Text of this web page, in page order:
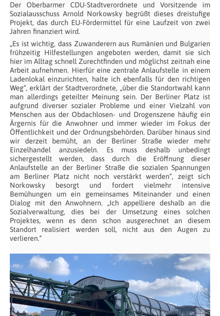
Der Oberbarmer CDU-Stadtverordnete und Vorsitzende im
Sozialausschuss Arnold Norkowsky begrüßt dieses dreistufige
Projekt, das durch EU-Fördermittel für eine Laufzeit von zwei
Jahren finanziert wird.
„Es ist wichtig, dass Zuwanderern aus Rumänien und Bulgarien
frühzeitig Hilfestellungen angeboten werden, damit sie sich
hier im Alltag schnell Zurechtfinden und möglichst zeitnah eine
Arbeit aufnehmen. Hierfür eine zentrale Anlaufstelle in einem
Ladenlokal einzurichten, halte ich ebenfalls für den richtigen
Weg“, erklärt der Stadtverordnete, „über die Standortwahl kann
man allerdings geteilter Meinung sein. Der Berliner Platz ist
aufgrund diverser sozialer Probleme und einer Vielzahl von
Menschen aus der Obdachlosen- und Drogenszene häufig ein
Ärgernis für die Anwohner und immer wieder im Fokus der
Öffentlichkeit und der Ordnungsbehörden. Darüber hinaus sind
wir derzeit bemüht, an der Berliner Straße wieder mehr
Einzelhandel anzusiedeln. Es muss deshalb unbedingt
sichergestellt werden, dass durch die Eröffnung dieser
Anlaufstelle an der Berliner Straße die sozialen Spannungen
am Berliner Platz nicht noch verstärkt werden“, zeigt sich
Norkowsky besorgt und fordert vielmehr intensive
Bemühungen um ein gemeinsames Miteinander und einen
Dialog mit den Anwohnern. „Ich appelliere deshalb an die
Sozialverwaltung, dies bei der Umsetzung eines solchen
Projektes, wenn es denn schon ausgerechnet an diesem
Standort realisiert werden soll, nicht aus den Augen zu
verlieren.“